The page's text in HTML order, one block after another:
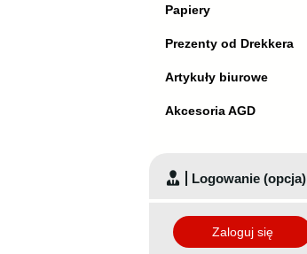
Papiery
Prezenty od Drekkera
Artykuły biurowe
Akcesoria AGD
Logowanie (opcja)
Zaloguj się